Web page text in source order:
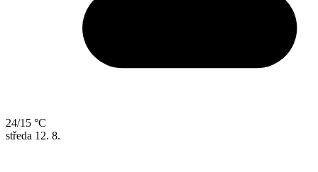
24/15 °C
středa 12. 8.